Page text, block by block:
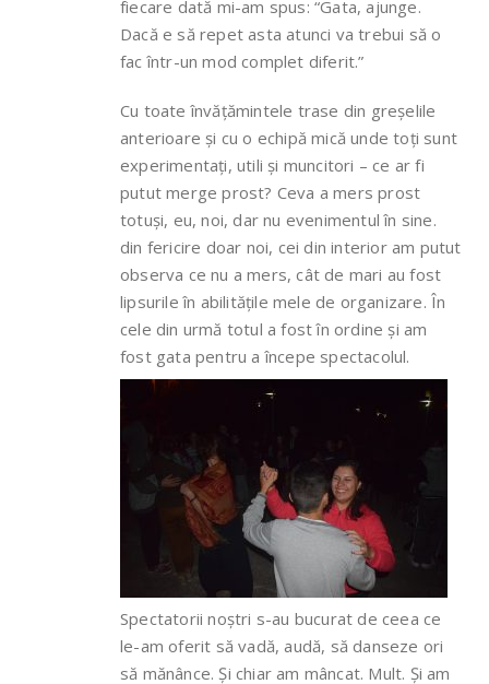
fiecare dată mi-am spus: “Gata, ajunge.
Dacă e să repet asta atunci va trebui să o
fac într-un mod complet diferit.”
Cu toate învățămintele trase din greșelile
anterioare și cu o echipă mică unde toți sunt
experimentați, utili și muncitori – ce ar fi
putut merge prost? Ceva a mers prost
totuși, eu, noi, dar nu evenimentul în sine.
din fericire doar noi, cei din interior am putut
observa ce nu a mers, cât de mari au fost
lipsurile în abilitățile mele de organizare. În
cele din urmă totul a fost în ordine și am
fost gata pentru a începe spectacolul.
Spectatorii noștri s-au bucurat de ceea ce
le-am oferit să vadă, audă, să danseze ori
să mănânce. Și chiar am mâncat. Mult. Și am